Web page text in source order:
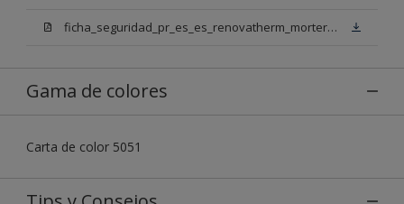
ficha_seguridad_pr_es_es_renovatherm_mortero_acrilico_15_bn.pdf
Gama de colores
Carta de color 5051